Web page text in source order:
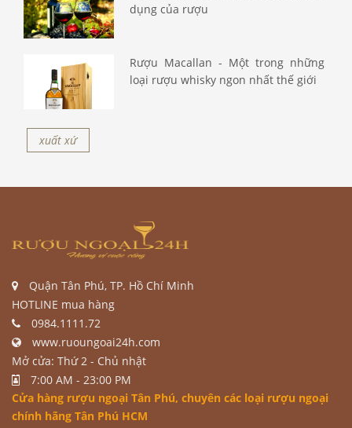
dụng của rượu
Rượu Macallan - Một trong những
loại rượu whisky ngon nhất thế giới
xuất xứ
Quận Tân Phú, TP. Hồ Chí Minh
HOTLINE mua hàng
0984.1111.72
www.ruoungoai24h.com
Mở cửa: Thứ 2 - Chủ nhật
7:00 AM - 23:00 PM
Cửa hàng rượu ngoại Tân Phú, chuyên các loại rượu ngoại
chính hãng Tân Phú HCM